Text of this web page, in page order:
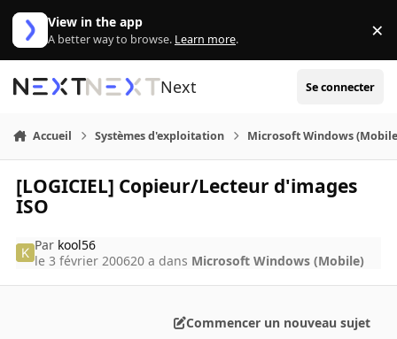
Aller au contenu
View in the app
A better way to browse. Learn more. ×
Next Se connecter
Accueil Systèmes d'exploitation Microsoft Windows
[LOGICIEL] Copieur/Lecteur d'images
ISO
Par kool56
le 3 février 200620 a dans Microsoft Windows (Mobile)
Commencer un nouveau sujet